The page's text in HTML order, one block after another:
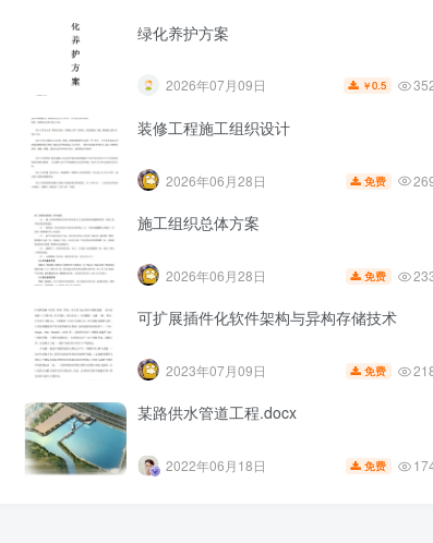
绿化养护方案
2026年07月09日 ￥0.5
装修工程施工组织设计
2026年06月28日 免费
施工组织总体方案
2026年06月28日 免费
可扩展插件化软件架构与异构存储技术
2023年07月09日 免费
某路供水管道工程.docx
2022年06月18日 免费